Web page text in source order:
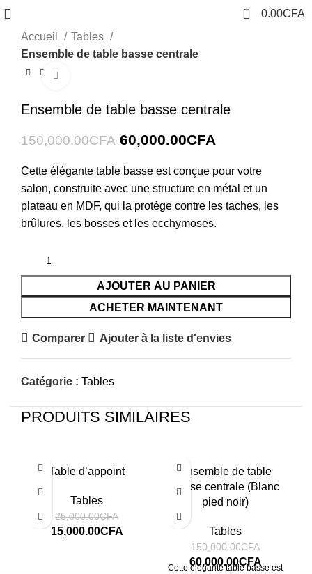
0 0.00CFA
Accueil
Tables
Ensemble de table basse centrale
Ensemble de table basse centrale
150,000.00CFA 60,000.00CFA
Cette élégante table basse est conçue pour votre
salon, construite avec une structure en métal et un
plateau en MDF, qui la protège contre les taches, les
brûlures, les bosses et les ecchymoses.
AJOUTER AU PANIER
ACHETER MAINTENANT
Comparer Ajouter à la liste d'envies
Catégorie : Tables
PRODUITS SIMILAIRES
-40% Table d’appoint
Tables
25,000.00CFA
15,000.00CFA
-60%Ensemble de table
basse centrale (Blanc
pied noir)
Tables
150,000.00CFA
60,000.00CFA
Cette élégante table basse est